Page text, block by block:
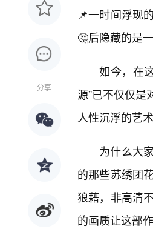
分享
📌一时间浮现
🤔后隐藏的是
如今，在
源”已不仅仅
人性沉浮的艺术
为什么大
的那些苏绣团
狼藉，非高清
的画质让这部